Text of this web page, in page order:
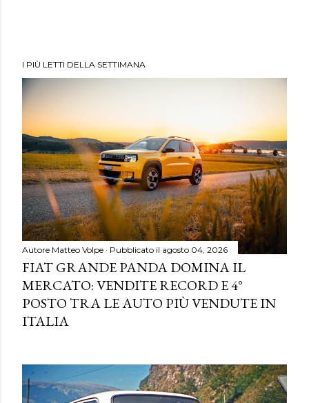
I PIÙ LETTI DELLA SETTIMANA
Autore Matteo Volpe Pubblicato il agosto 04, 2026
FIAT GRANDE PANDA DOMINA IL
MERCATO: VENDITE RECORD E 4°
POSTO TRA LE AUTO PIÙ VENDUTE IN
ITALIA